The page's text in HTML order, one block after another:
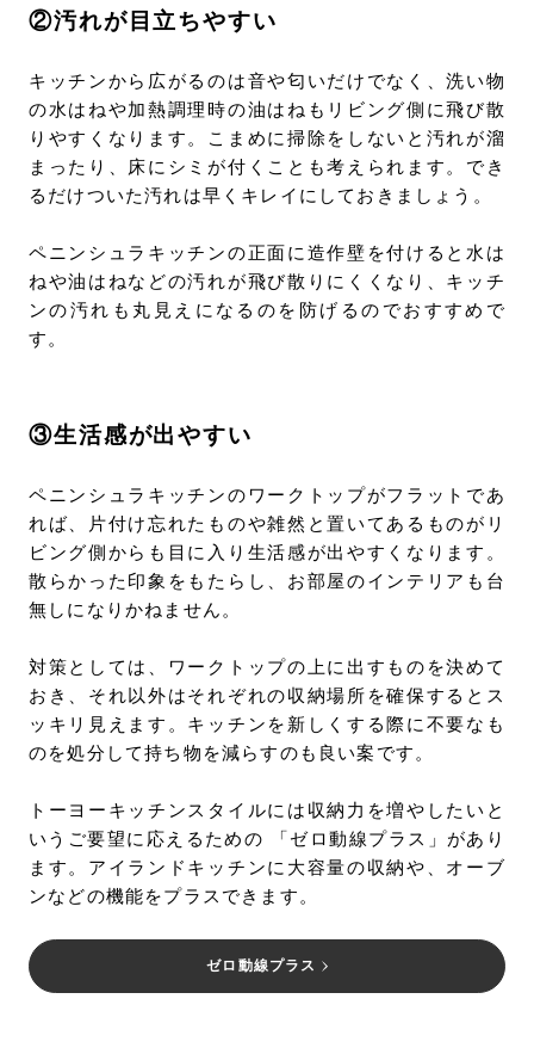
②汚れが目立ちやすい
キッチンから広がるのは音や匂いだけでなく、洗い物
の水はねや加熱調理時の油はねもリビング側に飛び散
りやすくなります。こまめに掃除をしないと汚れが溜
まったり、床にシミが付くことも考えられます。でき
るだけついた汚れは早くキレイにしておきましょう。
ペニンシュラキッチンの正面に造作壁を付けると水は
ねや油はねなどの汚れが飛び散りにくくなり、キッチ
ンの汚れも丸見えになるのを防げるのでおすすめで
す。
③生活感が出やすい
ペニンシュラキッチンのワークトップがフラットであ
れば、片付け忘れたものや雑然と置いてあるものがリ
ビング側からも目に入り生活感が出やすくなります。
散らかった印象をもたらし、お部屋のインテリアも台
無しになりかねません。
対策としては、ワークトップの上に出すものを決めて
おき、それ以外はそれぞれの収納場所を確保するとス
ッキリ見えます。キッチンを新しくする際に不要なも
のを処分して持ち物を減らすのも良い案です。
トーヨーキッチンスタイルには収納力を増やしたいと
いうご要望に応えるための 「ゼロ動線プラス」があり
ます。アイランドキッチンに大容量の収納や、オーブ
ンなどの機能をプラスできます。
ゼロ動線プラス